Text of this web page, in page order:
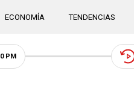
ECONOMÍA TENDENCIAS
PM